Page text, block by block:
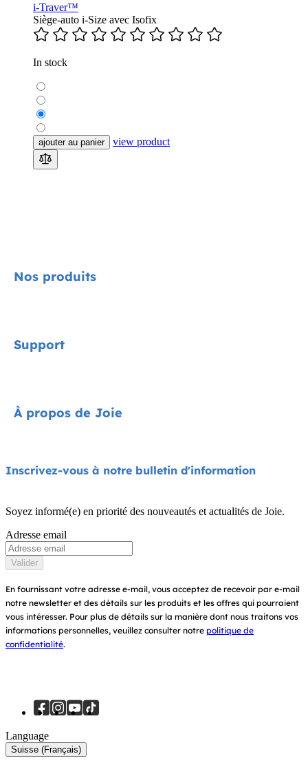
i-Traver™
Siège-auto i-Size avec Isofix
In stock
ajouter au panier view product
Nos produits
Poussettes
Balancelles et transats
Lit de voyage et cododo
Porte-bébés
Support
Garantie
Manuels d’utilisation
À propos de Joie
À propos de nous
Trouver un magasin
Enregistrez votre produit
Inscrivez-vous à notre bulletin d'information
Soyez informé(e) en priorité des nouveautés et actualités de Joie.
Adresse email
Valider
En fournissant votre adresse e-mail, vous acceptez de recevoir par e-mail
notre newsletter et des détails sur les produits et les offres qui pourraient
vous intéresser. Pour plus de détails sur la manière dont nous traitons vos
informations personnelles, veuillez consulter notre politique de
confidentialité.
Language
Suisse (Français)